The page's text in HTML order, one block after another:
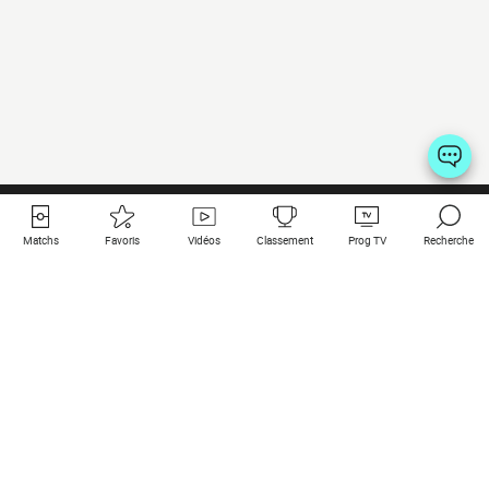
Matchs Favoris Vidéos Classement Prog TV Recherche